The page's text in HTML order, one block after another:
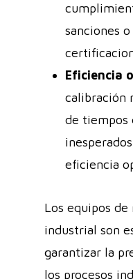
sanciones
Eficiencia
calibración
de tiempos
eficiencia
Los equipos
industrial son
garantizar la
los procesos